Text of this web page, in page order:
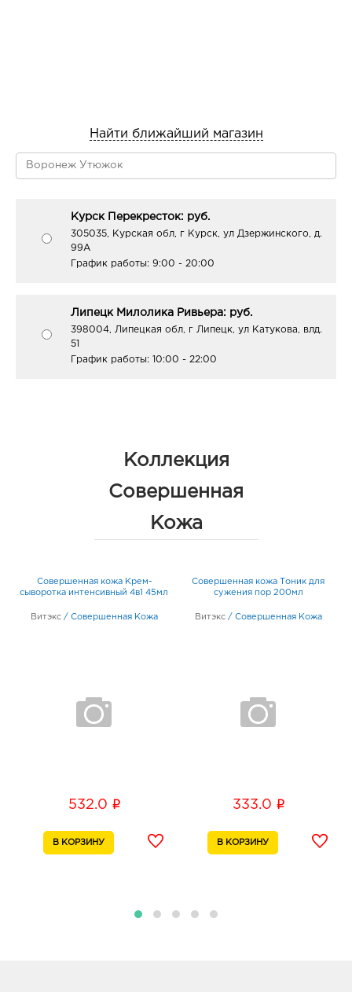
Найти ближайший магазин
Курск Перекресток: руб.
305035, Курская обл, г Курск, ул Дзержинского, д.
99А
График работы: 9:00 - 20:00
Липецк Милолика Ривьера: руб.
398004, Липецкая обл, г Липецк, ул Катукова, влд.
51
График работы: 10:00 - 22:00
Коллекция
Совершенная
Кожа
Совершенная кожа Крем-
сыворотка интенсивный 4в1 45мл
Витэкс / Совершенная Кожа
532.0 i
Совершенная кожа Тоник для
сужения пор 200мл
Витэкс / Совершенная Кожа
333.0 i